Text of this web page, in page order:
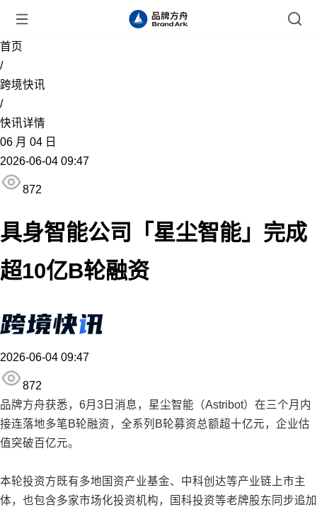
首页
/
跨境快讯
/
快讯详情
06 月 04 日
2026-06-04 09:47
872
具身智能公司「星尘智能」完成
超10亿B轮融资
2026-06-04 09:47
872
品牌方舟获悉，6月3日消息，星尘智能（Astribot）在三个月内
接连落地多笔B轮融资，全系列B轮募资总额超十亿元，企业估
值突破百亿元。
本轮投资方既有多地国资产业基金、中科创达等产业链上市主
体，也包含多家市场化投资机构，国科投资等老牌股东同步追加